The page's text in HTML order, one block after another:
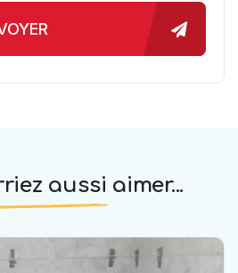
aussi aimer...